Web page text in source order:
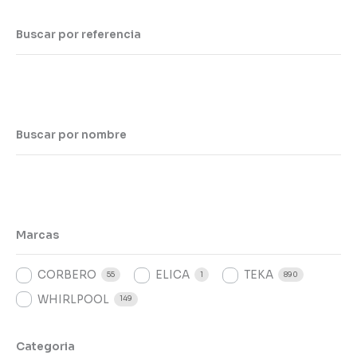
Buscar por referencia
Buscar por nombre
Marcas
CORBERO 55 ELICA 1 TEKA 890
WHIRLPOOL 149
Categoria